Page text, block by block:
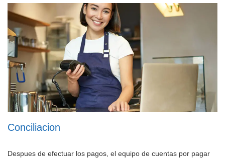
Conciliacion
Despues de efectuar los pagos, el equipo de cuentas por pagar